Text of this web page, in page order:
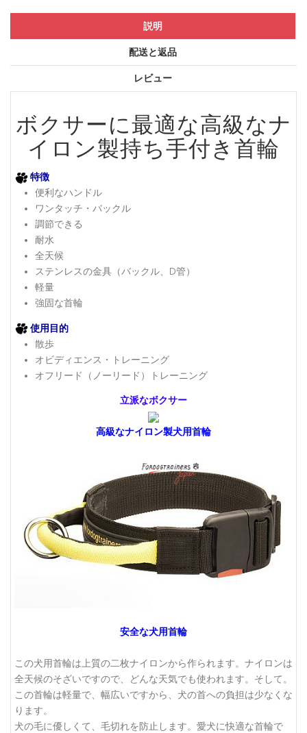
説明
配送と返品
レビュー
ボクサーに最適な高級なナ
イロン製持ち手付き首輪
特徴
便利なハンドル
ワンタッチ・バックル
調節できる
耐水
全天候
ステンレスの金具（バックル、D管）
軽量
強固な首輪
使用目的
散歩
オビディエンス・トレーニング
オフリード（ノーリード）トレーニング
立派なボクサー
高級なナイロン製犬用首輪
安全な犬用首輪
この犬用首輪は上質の二枚ナイロンから作られます。ナイロンは
全天候のそざいですので、どんな天気でも使われます。そして。
この首輪は軽量で、幅広いですから、犬の首への負担は少なくな
ります。
犬の毛に優しくて、毛切れを防止します。愛犬に快適な首輪で